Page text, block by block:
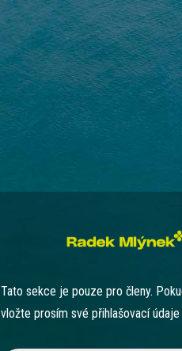
Tato sekce je pouze pro členy.
vložte prosím své přihlašovací